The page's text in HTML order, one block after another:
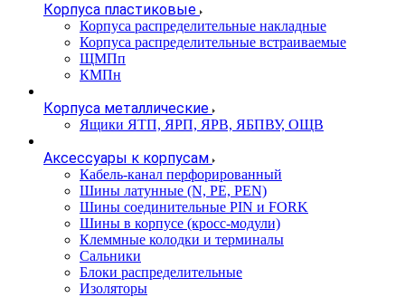
Корпуса пластиковые
Корпуса распределительные накладные
Корпуса распределительные встраиваемые
ЩМПп
КМПн
Корпуса металлические
Ящики ЯТП, ЯРП, ЯРВ, ЯБПВУ, ОЩВ
Аксессуары к корпусам
Кабель-канал перфорированный
Шины латунные (N, PE, PEN)
Шины соединительные PIN и FORK
Шины в корпусе (кросс-модули)
Клеммные колодки и терминалы
Сальники
Блоки распределительные
Изоляторы